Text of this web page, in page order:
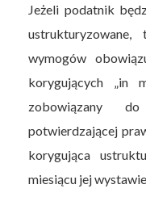
Jeżeli podatnik
wymogów
korygujących „in
zobowiązany
potwierdzającej
korygująca
miesiącu jej